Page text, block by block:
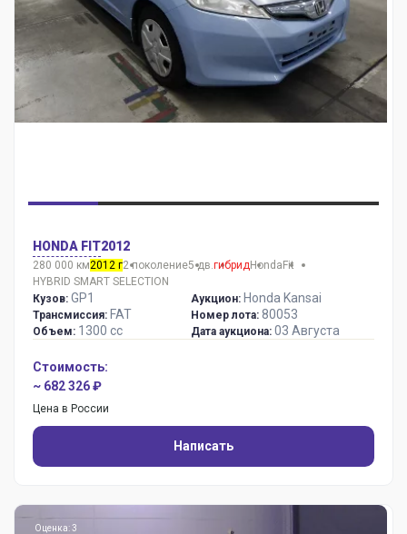
HONDA FIT2012
280 000 км2012 г2 поколение5 дв.гибридHonda Fit
HYBRID SMART SELECTION
Кузов: GP1
Трансмиссия: FAT
Объем: 1300 сс
Аукцион: Honda Kansai
Номер лота: 80053
Дата аукциона: 03 Августа
Стоимость:
~ 682 326 ₽
Цена в России
Написать
Оценка: 3